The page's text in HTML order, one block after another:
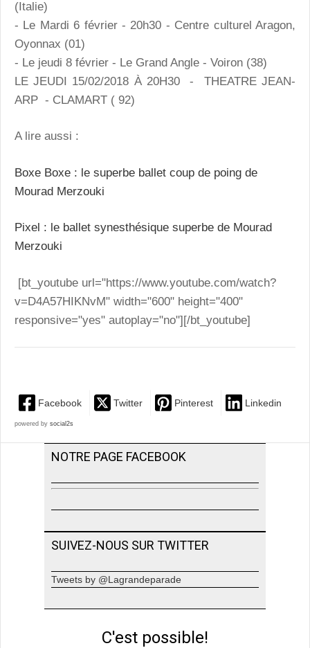
(Italie)
- Le Mardi 6 février - 20h30 - Centre culturel Aragon,
Oyonnax (01)
- Le jeudi 8 février - Le Grand Angle - Voiron (38)
LE JEUDI 15/02/2018 À 20H30 - THEATRE JEAN-
ARP - CLAMART ( 92)
A lire aussi :
Boxe Boxe : le superbe ballet coup de poing de
Mourad Merzouki
Pixel : le ballet synesthésique superbe de Mourad
Merzouki
[bt_youtube url="https://www.youtube.com/watch?
v=D4A57HIKNvM" width="600" height="400"
responsive="yes" autoplay="no"][/bt_youtube]
Facebook Twitter Pinterest Linkedin
powered by social2s
NOTRE PAGE FACEBOOK
SUIVEZ-NOUS SUR TWITTER
Tweets by @Lagrandeparade
C'est possible!